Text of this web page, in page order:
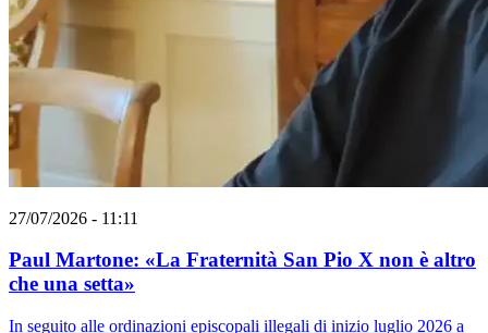
27/07/2026 - 11:11
Paul Martone: «La Fraternità San Pio X non è altro
che una setta»
In seguito alle ordinazioni episcopali illegali di inizio luglio 2026 a